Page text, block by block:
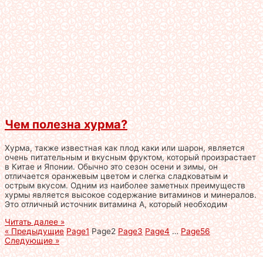
Чем полезна хурма?
Хурма, также известная как плод каки или шарон, является
очень питательным и вкусным фруктом, который произрастает
в Китае и Японии. Обычно это сезон осени и зимы, он
отличается оранжевым цветом и слегка сладковатым и
острым вкусом. Одним из наиболее заметных преимуществ
хурмы является высокое содержание витаминов и минералов.
Это отличный источник витамина А, который необходим
Читать далее »
« Предыдущие Page1 Page2 Page3 Page4 … Page56
Следующие »